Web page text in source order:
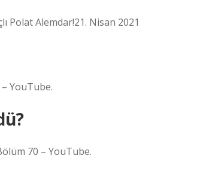
Polat Alemdar!21. Nisan 2021
YouTube.
70 – YouTube.